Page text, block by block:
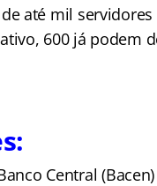
até mil
600 já podem
Concurso